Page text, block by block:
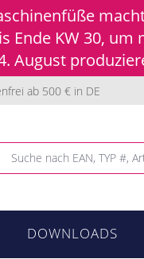
Ende KW 30,
August
ab 500 € in DE
DOWNLOADS